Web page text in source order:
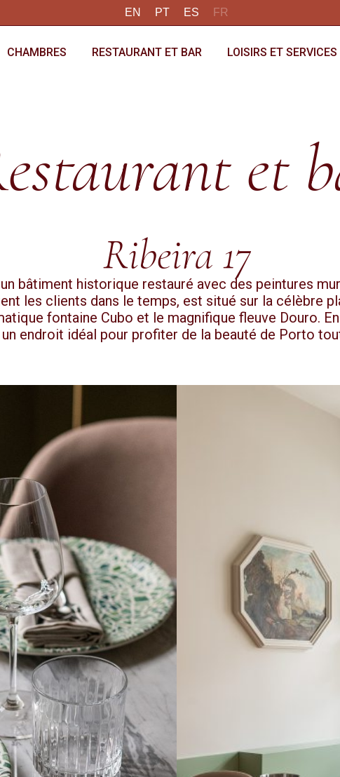
EN PT ES FR
CHAMBRES RESTAURANT ET BAR LOISIRS ET SERVICES
et
Ribeira 17
bâtiment historique restauré avec des peintures
les clients dans le temps, est situé sur la célèbre
fontaine Cubo et le magnifique fleuve Douro.
endroit idéal pour profiter de la beauté de Porto